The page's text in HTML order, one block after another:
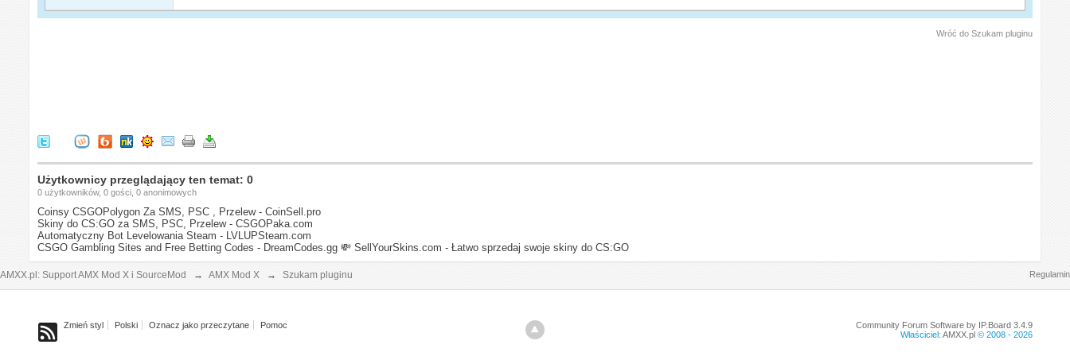
Wróć do Szukam pluginu
Użytkownicy przeglądający ten temat: 0
0 użytkowników, 0 gości, 0 anonimowych
Coinsy CSGOPolygon Za SMS, PSC , Przelew - CoinSell.pro
Skiny do CS:GO za SMS, PSC, Przelew - CSGOPaka.com
Automatyczny Bot Levelowania Steam - LVLUPSteam.com
CSGO Gambling Sites and Free Betting Codes - DreamCodes.gg 💸 SellYourSkins.com - Łatwo sprzedaj swoje skiny do CS:GO
AMXX.pl: Support AMX Mod X i SourceMod → AMX Mod X → Szukam pluginu Regulamin
Zmień styl Polski Oznacz jako przeczytane Pomoc
Community Forum Software by IP.Board 3.4.9
Właściciel: AMXX.pl© 2008 - 2026